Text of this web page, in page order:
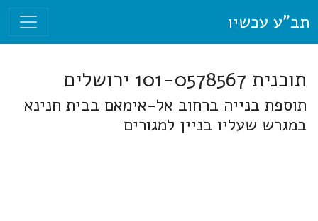
תב"ע עכשיו
תוכנית 101-0578567 ירושלים
תוספת בנייה ברחוב אל-אימאם בבית חנינא
במגרש שעליו בניין למגורים